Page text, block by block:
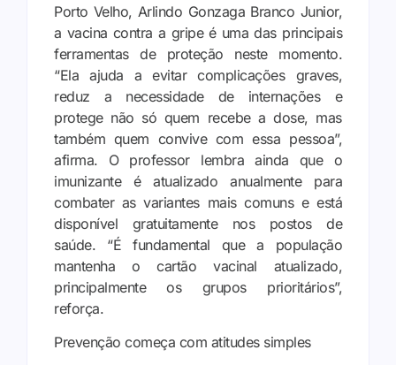
Porto Velho, Arlindo Gonzaga Branco Junior,
a vacina contra a gripe é uma das principais
ferramentas de proteção neste momento.
“Ela ajuda a evitar complicações graves,
reduz a necessidade de internações e
protege não só quem recebe a dose, mas
também quem convive com essa pessoa”,
afirma. O professor lembra ainda que o
imunizante é atualizado anualmente para
combater as variantes mais comuns e está
disponível gratuitamente nos postos de
saúde. “É fundamental que a população
mantenha o cartão vacinal atualizado,
principalmente os grupos prioritários”,
reforça.
Prevenção começa com atitudes simples